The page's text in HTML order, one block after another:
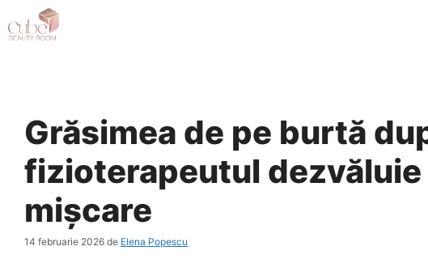
la
Grăsimea de pe burtă
fizioterapeutul
mișcare
14 februarie 2026 de Elena Popescu